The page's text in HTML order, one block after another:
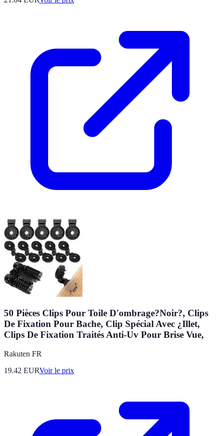
50 Pièces Clips Pour Toile D'ombrage?Noir?, Clips
De Fixation Pour Bache, Clip Spécial Avec ¿Illet,
Clips De Fixation Traités Anti-Uv Pour Brise Vue,
Rakuten FR
19.42 EURVoir le prix